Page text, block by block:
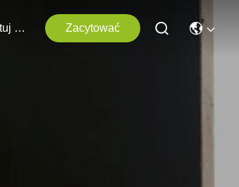
Skontaktuj Się Z Nami Zacytować